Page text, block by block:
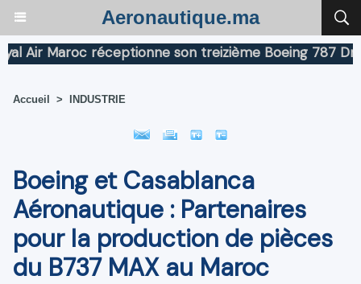
Aeronautique.ma
Maroc réceptionne son treizième Boeing 787
Accueil > INDUSTRIE
Boeing et Casablanca
Aéronautique : Partenaires
pour la production de pièces
du B737 MAX au Maroc